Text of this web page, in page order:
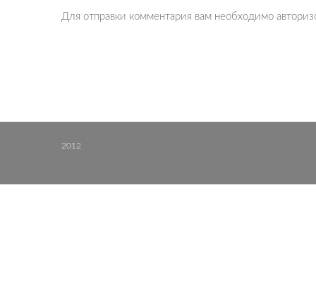
Для отправки комментария вам необходимо
2012